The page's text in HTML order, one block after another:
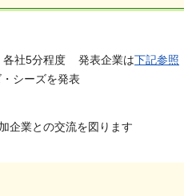
社5分程度 発表企業は下記参照
シーズを発表
業との交流を図ります